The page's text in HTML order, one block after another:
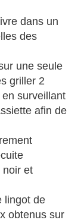
dans un
des
une seule
griller 2
surveillant
afin de
noir et
lingot de
obtenus sur